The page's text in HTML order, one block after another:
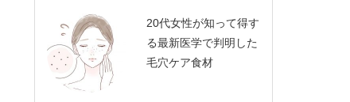
20代女性が知って得す
る最新医学で判明した
毛穴ケア食材